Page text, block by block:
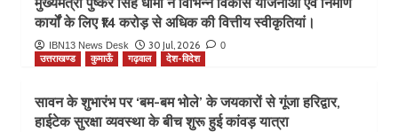
कार्यों के लिए ₹14 करोड़ से अधिक की वित्तीय स्वीकृतियां।
IBN13 News Desk 30 Jul, 2026 0
उत्तराखण्ड कुमाऊँ गढ़वाल देश-विदेश
सावन के शुभारंभ पर ‘बम-बम भोले’ के जयकारों से गूंजा हरिद्वार,
हाईटेक सुरक्षा व्यवस्था के बीच शुरू हुई कांवड़ यात्रा